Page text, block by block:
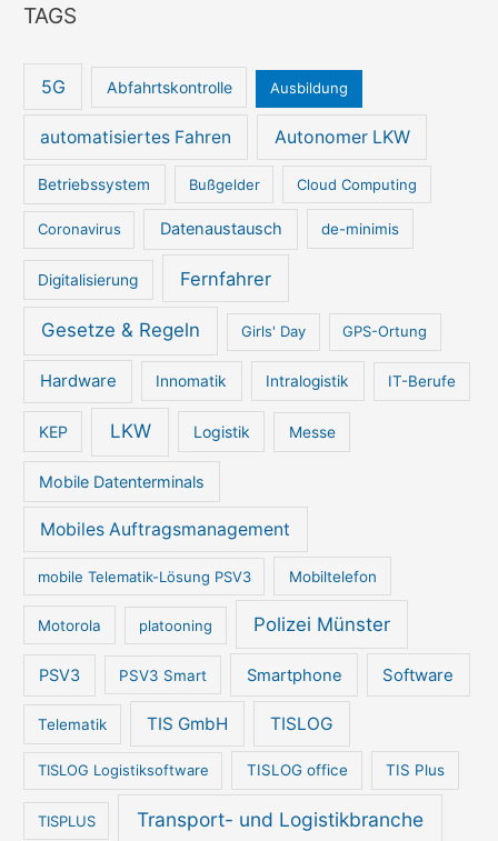
TAGS
5G Abfahrtskontrolle Ausbildung
automatisiertes Fahren Autonomer LKW
Betriebssystem Bußgelder Cloud Computing
Coronavirus Datenaustausch de-minimis
Digitalisierung Fernfahrer
Gesetze & Regeln Girls' Day GPS-Ortung
Hardware Innomatik Intralogistik IT-Berufe
KEP LKW Logistik Messe
Mobile Datenterminals
Mobiles Auftragsmanagement
mobile Telematik-Lösung PSV3 Mobiltelefon
Motorola platooning Polizei Münster
PSV3 PSV3 Smart Smartphone Software
Telematik TIS GmbH TISLOG
TISLOG Logistiksoftware TISLOG office TIS Plus
TISPLUS Transport- und Logistikbranche